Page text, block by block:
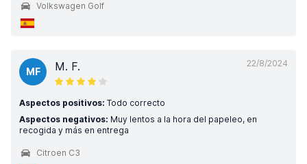
Volkswagen Golf
22/8/2024
MF M. F.
Aspectos positivos: Todo correcto
Aspectos negativos: Muy lentos a la hora del papeleo, en
recogida y más en entrega
Citroen C3